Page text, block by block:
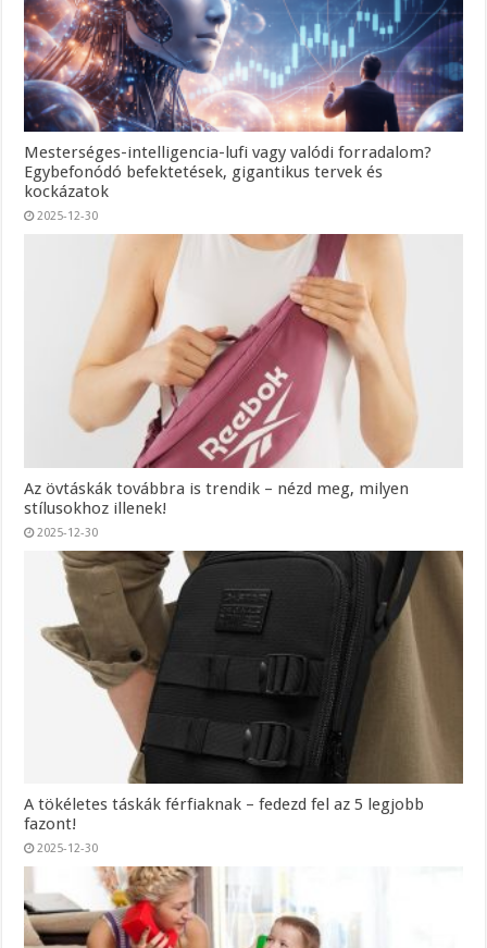
Mesterséges-intelligencia-lufi vagy valódi forradalom?
Egybefonódó befektetések, gigantikus tervek és
kockázatok
2025-12-30
Az övtáskák továbbra is trendik – nézd meg, milyen
stílusokhoz illenek!
2025-12-30
A tökéletes táskák férfiaknak – fedezd fel az 5 legjobb
fazont!
2025-12-30